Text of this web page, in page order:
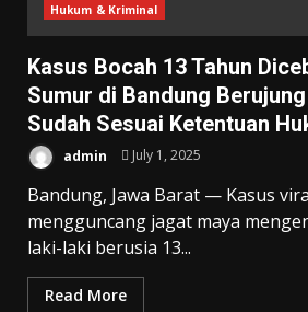
Hukum & Kriminal
Kasus Bocah 13 Tahun
Sumur di Bandung
Sudah Sesuai Ketentuan
admin July 1, 2025
Bandung, Jawa Barat — Kasus
mengguncang jagat maya
laki-laki berusia 13...
Read More